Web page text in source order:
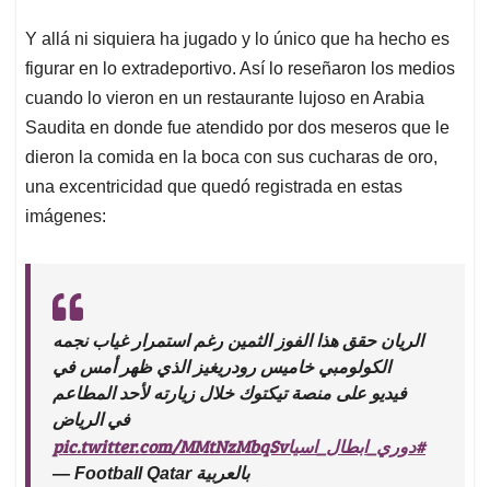
Y allá ni siquiera ha jugado y lo único que ha hecho es
figurar en lo extradeportivo. Así lo reseñaron los medios
cuando lo vieron en un restaurante lujoso en Arabia
Saudita en donde fue atendido por dos meseros que le
dieron la comida en la boca con sus cucharas de oro,
una excentricidad que quedó registrada en estas
imágenes:
الريان حقق هذا الفوز الثمين رغم استمرار غياب نجمه
الكولومبي خاميس رودريغيز الذي ظهر أمس في
فيديو على منصة تيكتوك خلال زيارته لأحد المطاعم
في الرياض
#دوري_ابطال_اسياpic.twitter.com/MMtNzMbqSv
— Football Qatar بالعربية